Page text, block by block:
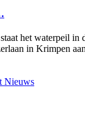
het waterpeil in
in Krimpen
Nieuws